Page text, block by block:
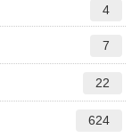
4
7
22
624